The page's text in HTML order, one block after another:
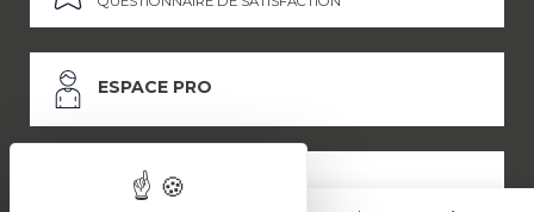
ESPACE PRO
ESPACE PRESSE